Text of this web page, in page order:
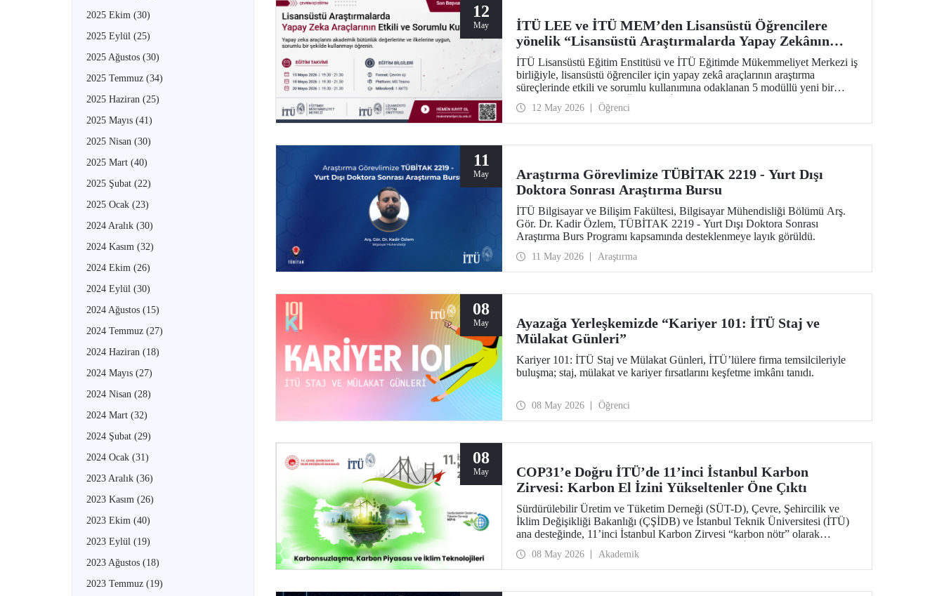
2025 Ekim (30)
2025 Eylül (25)
2025 Ağustos (30)
2025 Temmuz (34)
2025 Haziran (25)
2025 Mayıs (41)
2025 Nisan (30)
2025 Mart (40)
2025 Şubat (22)
2025 Ocak (23)
2024 Aralık (30)
2024 Kasım (32)
2024 Ekim (26)
2024 Eylül (30)
2024 Ağustos (15)
2024 Temmuz (27)
2024 Haziran (18)
2024 Mayıs (27)
2024 Nisan (28)
2024 Mart (32)
2024 Şubat (29)
2024 Ocak (31)
2023 Aralık (36)
2023 Kasım (26)
2023 Ekim (40)
2023 Eylül (19)
2023 Ağustos (18)
2023 Temmuz (19)
12
May
İTÜ LEE ve İTÜ MEM’den Lisansüstü Öğrencilere
yönelik “Lisansüstü Araştırmalarda Yapay Zekânın
Sorumlu Kullanımı” Eğitim Dizisi
İTÜ Lisansüstü Eğitim Enstitüsü ve İTÜ Eğitimde Mükemmeliyet Merkezi iş
birliğiyle, lisansüstü öğrenciler için yapay zekâ araçlarının araştırma
süreçlerinde etkili ve sorumlu kullanımına odaklanan 5 modüllü yeni bir
eğitim dizisi başlatılıyor. Öğrenme İstasyonu formatında tasarlanan eğitim
dizisinin ilk modülü 15, 18 ve 20 Mayıs 2026 tarihlerinde çevrim içi olarak
gerçekleştirilecek; Modül 2–5 ise 2026–2027 Güz döneminde uygulanacak.
12 May 2026 Öğrenci
11
May
Araştırma Görevlimize TÜBİTAK 2219 - Yurt Dışı
Doktora Sonrası Araştırma Bursu
İTÜ Bilgisayar ve Bilişim Fakültesi, Bilgisayar Mühendisliği Bölümü Arş.
Gör. Dr. Kadir Özlem, TÜBİTAK 2219 - Yurt Dışı Doktora Sonrası
Araştırma Burs Programı kapsamında desteklenmeye layık görüldü.
11 May 2026 Araştırma
08
May
Ayazağa Yerleşkemizde “Kariyer 101: İTÜ Staj ve
Mülakat Günleri”
Kariyer 101: İTÜ Staj ve Mülakat Günleri, İTÜ’lülere firma temsilcileriyle
buluşma; staj, mülakat ve kariyer fırsatlarını keşfetme imkânı tanıdı.
08 May 2026 Öğrenci
08
May
COP31’e Doğru İTÜ’de 11’inci İstanbul Karbon
Zirvesi: Karbon El İzini Yükseltenler Öne Çıktı
Sürdürülebilir Üretim ve Tüketim Derneği (SÜT-D), Çevre, Şehircilik ve
İklim Değişikliği Bakanlığı (ÇŞİDB) ve İstanbul Teknik Üniversitesi (İTÜ)
ana desteğinde, 11’inci İstanbul Karbon Zirvesi “karbon nötr” olarak
temalı zirvede karbon el izi yükselten “karbon kahramanları” ödüllendirildi.
08 May 2026 Akademik